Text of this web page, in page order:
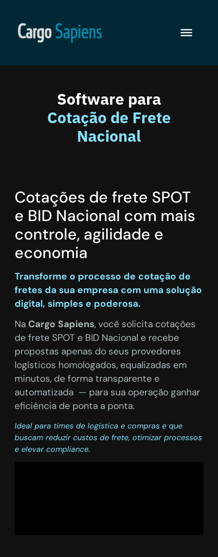
Software para
Cotação de Frete
Nacional
Cotações de frete SPOT
e BID Nacional com mais
controle, agilidade e
economia
Transforme o processo de cotação de
fretes da sua empresa com uma solução
digital, simples e poderosa.
Na Cargo Sapiens, você solicita cotações
de frete SPOT e BID Nacional e recebe
propostas apenas do seus provedores
logísticos homologados, equalizadas em
minutos, de forma transparente e
automatizada — para sua operação ganhar
eficiência de ponta a ponta.
Ideal para times de logística e compras e que
buscam reduzir custos de frete, otimizar processos
e elevar compliance.